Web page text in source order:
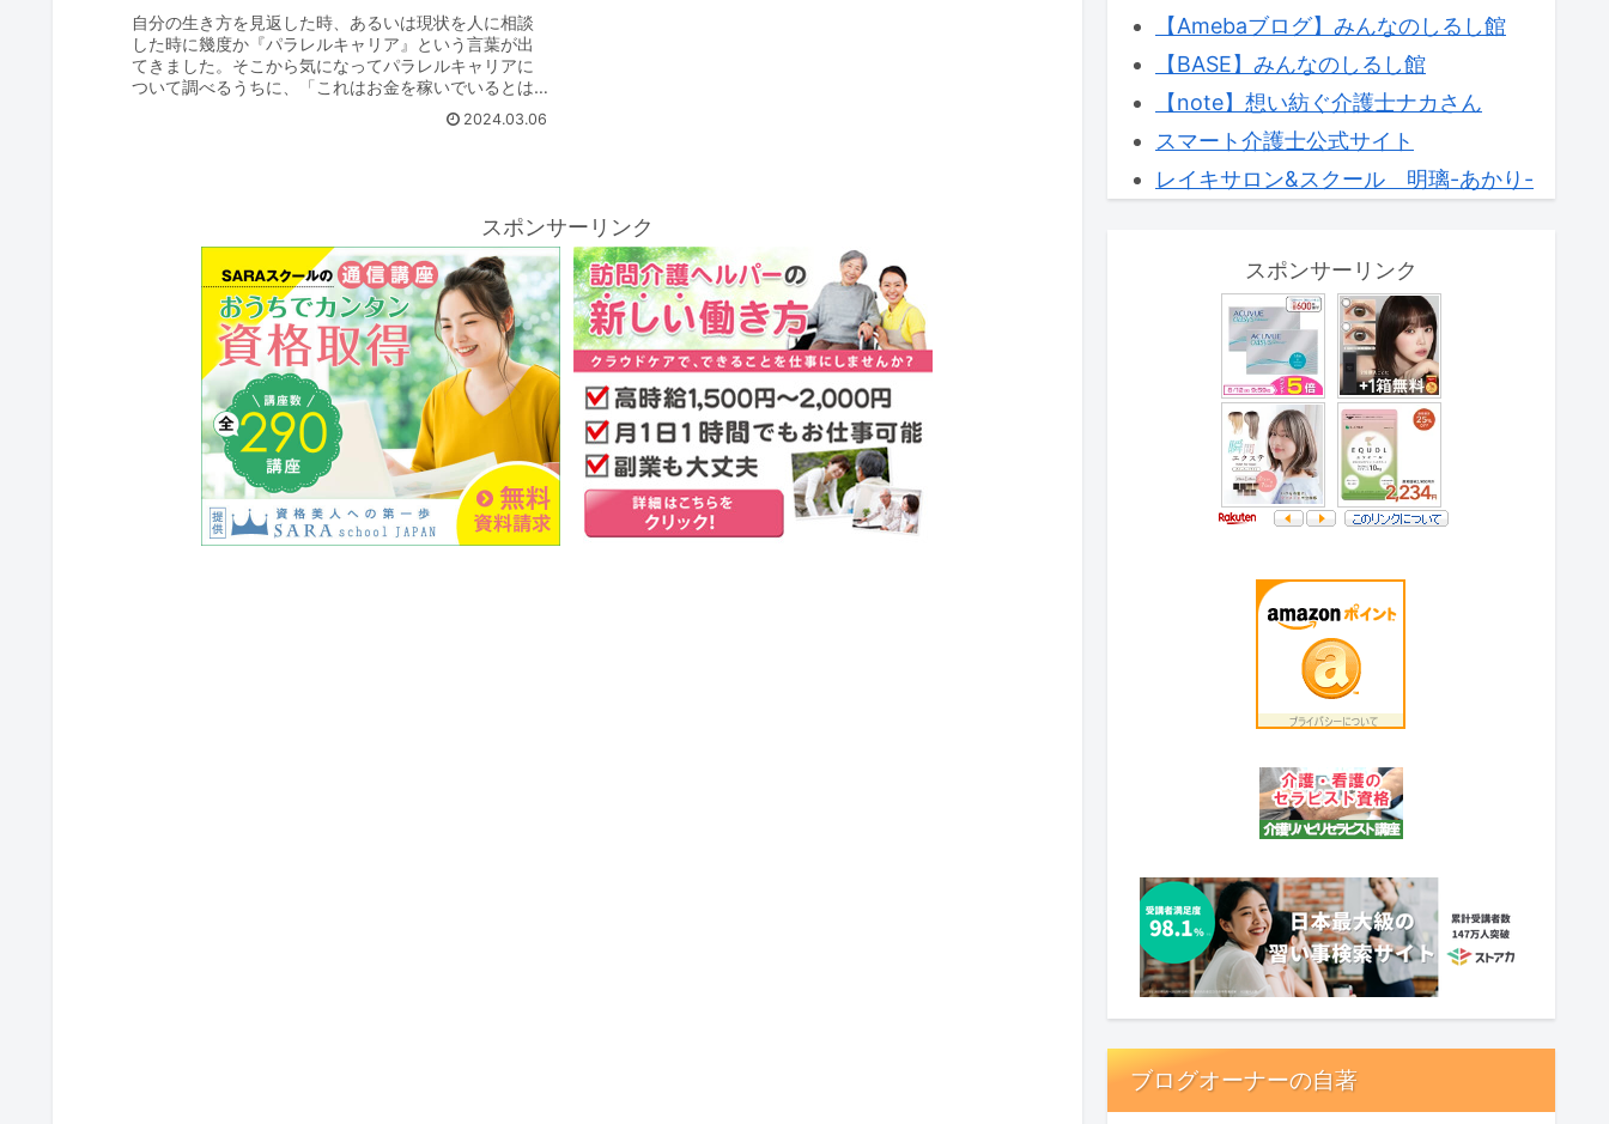
自分の生き方を見返した時、あるいは現状を人に相談
した時に幾度か『パラレルキャリア』という言葉が出
てきました。そこから気になってパラレルキャリアに
ついて調べるうちに、「これはお金を稼いでいるとは
言いづらい立場にある介護・福祉職にとって、社会に...
2024.03.06
スポンサーリンク
【Amebaブログ】みんなのしるし館
【BASE】みんなのしるし館
【note】想い紡ぐ介護士ナカさん
スマート介護士公式サイト
レイキサロン&スクール 明璃-あかり-
スポンサーリンク
ブログオーナーの自著